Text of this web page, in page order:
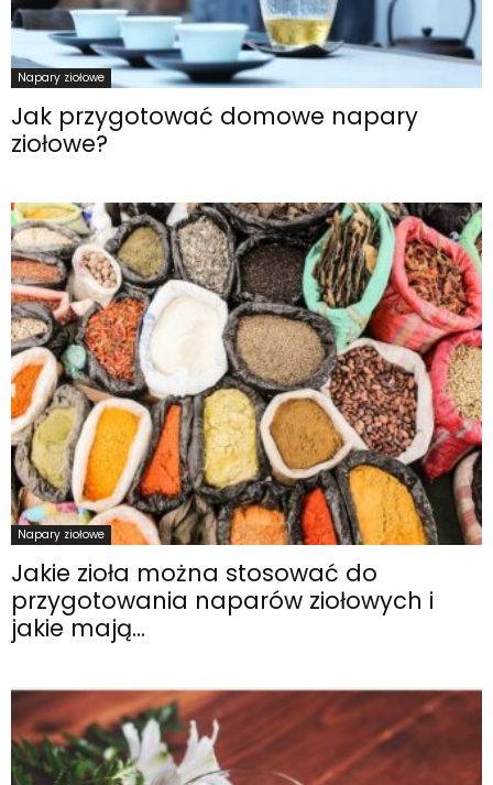
Napary ziołowe
Jak przygotować domowe napary
ziołowe?
Napary ziołowe
Jakie zioła można stosować do
przygotowania naparów ziołowych i
jakie mają...